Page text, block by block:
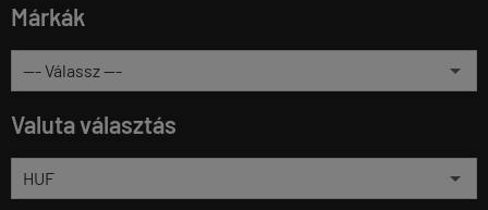
Márkák
Valuta választás